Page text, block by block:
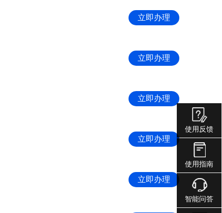
使用反馈
使用指南
智能问答
立即办理
立即办理
立即办理
立即办理
立即办理